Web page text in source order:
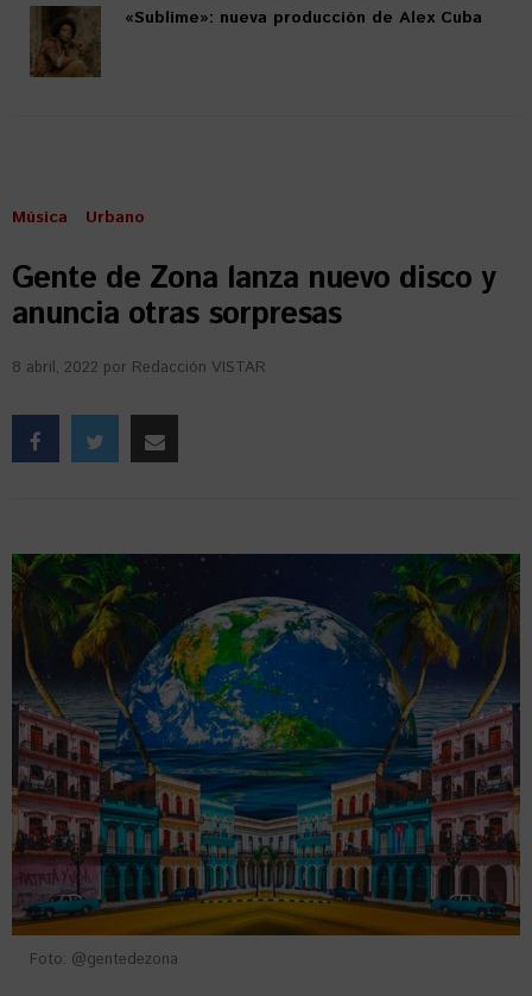
«Sublime»: nueva producción de Alex Cuba
Música Urbano
Gente de Zona lanza nuevo disco y
anuncia otras sorpresas
8 abril, 2022 por Redacción VISTAR
Foto: @gentedezona